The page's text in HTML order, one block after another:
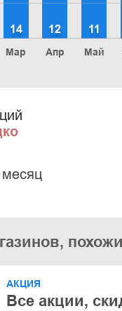
Мар
14
Апр
12
Май
11
АКЦИЯ
Все акции,